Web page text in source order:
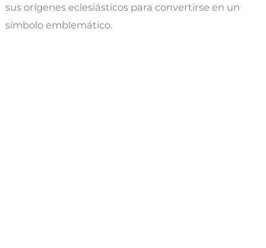
sus orígenes eclesiásticos para convertirse en un
símbolo emblemático.